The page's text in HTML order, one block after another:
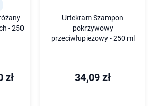
- 250
zł
Urtekram Szampon
pokrzywowy
przeciwłupieżowy - 250 ml
34,09 zł